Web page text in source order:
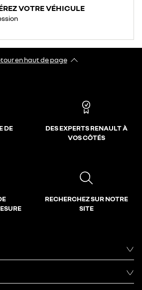
VOTRE VÉHICULE
en haut de page​
DE
DES EXPERTS RENAULT À
VOS CÔTÉS
RECHERCHEZ SUR NOTRE
SITE